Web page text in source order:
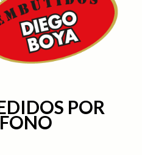
POR